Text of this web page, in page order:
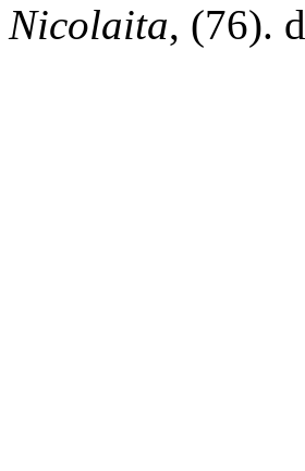
Nicolaita, (76).